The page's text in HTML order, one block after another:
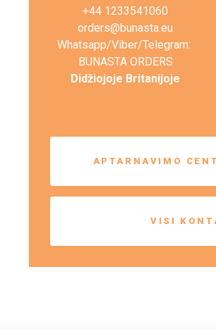
+44 1233541060
orders@bunasta.eu
Whatsapp/Viber/Telegram:
BUNASTA ORDERS
Didžiojoje Britanijoje
APTARNAVIMO
VISI